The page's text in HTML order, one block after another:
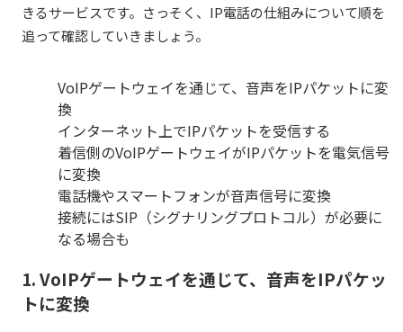
きるサービスです。さっそく、IP電話の仕組みについて順を
追って確認していきましょう。
VoIPゲートウェイを通じて、音声をIPパケットに変
換
インターネット上でIPパケットを受信する
着信側のVoIPゲートウェイがIPパケットを電気信号
に変換
電話機やスマートフォンが音声信号に変換
接続にはSIP（シグナリングプロトコル）が必要に
なる場合も
1. VoIPゲートウェイを通じて、音声をIPパケッ
トに変換